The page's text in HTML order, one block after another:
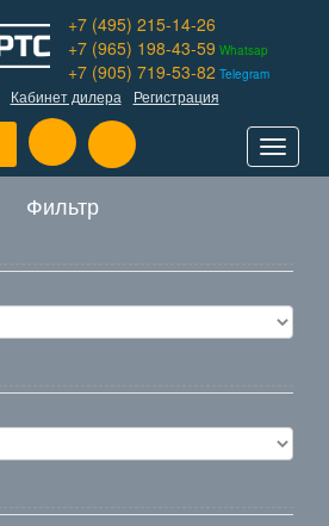
+7 (495) 215-14-26
+7 (965) 198-43-59 Whatsap
+7 (905) 719-53-82 Telegram
Кабинет дилера Регистрация
Toggle
Фильтр